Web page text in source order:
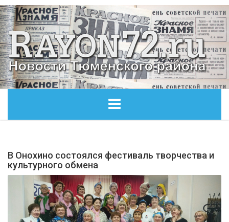
ОБЩЕСТВО
ЭКОНОМИКА
КУЛЬТУРА
В Онохино состоялся фестиваль творчества и
культурного обмена